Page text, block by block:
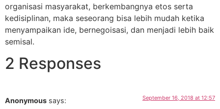
organisasi masyarakat, berkembangnya etos serta
kedisiplinan, maka seseorang bisa lebih mudah ketika
menyampaikan ide, bernegoisasi, dan menjadi lebih baik
semisal.
2 Responses
Anonymous says: September 16, 2018 at 12:57